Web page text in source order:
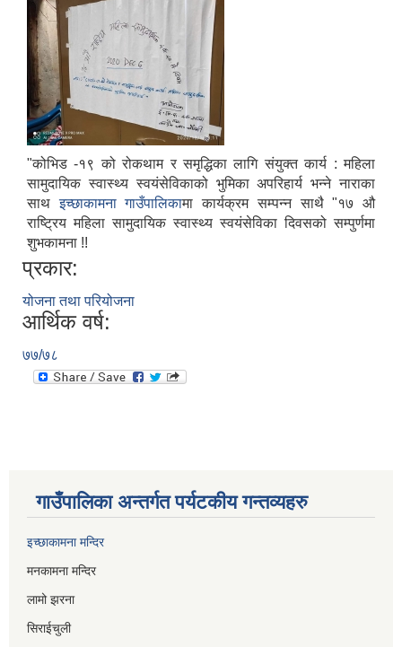
"कोभिड -१९ को रोकथाम र समृद्धिका लागि संयुक्त कार्य : महिला
सामुदायिक स्वास्थ्य स्वयंसेविकाको भुमिका अपरिहार्य भन्ने नाराका
साथइच्छाकामना गाउँपालिकामा कार्यक्रम सम्पन्न साथै "१७ औ
राष्ट्रिय महिला सामुदायिक स्वास्थ्य स्वयंसेविका दिवसको सम्पुर्णमा
शुभकामना !!
प्रकार:
योजना तथा परियोजना
आर्थिक वर्ष:
७७/७८
गाउँपालिका अन्तर्गत पर्यटकीय गन्तव्यहरु
इच्छाकामना मन्दिर
मनकामना मन्दिर
लामो झरना
सिराईचुली